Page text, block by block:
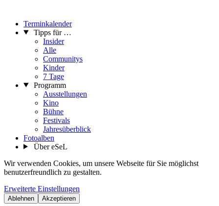
Terminkalender
Tipps für …
Insider
Alle
Communitys
Kinder
7 Tage
Programm
Ausstellungen
Kino
Bühne
Festivals
Jahresüberblick
Fotoalben
Über eSeL
Wir verwenden Cookies, um unsere Webseite für Sie möglichst
benutzerfreundlich zu gestalten.
Erweiterte Einstellungen
Ablehnen Akzeptieren